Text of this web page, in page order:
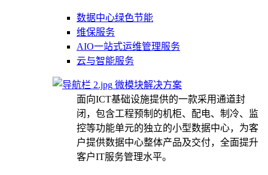
数据中心绿色节能
维保服务
AIO一站式运维管理服务
云与智能服务
微模块解决方案
面向ICT基础设施提供的一款采用通道封
闭，包含工程预制的机柜、配电、制冷、监
控等功能单元的独立的小型数据中心，为客
户提供数据中心整体产品及交付，全面提升
客户IT服务管理水平。